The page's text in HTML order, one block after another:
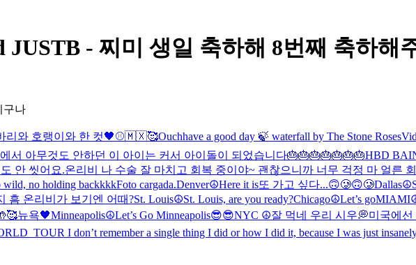
JUSTB - 찌미 생일 축하해 8번째 축하해
구나
리와 호랭이와 한 컷🖤⚾🇲🇽🥰Ouchhave a good day 🍃 waterfall by The Stone Roses
서 아무것도 안하던 이 아이는 커서 아이돌이 되었습니다🎂🎂🎂🎂🎂🎂🎂HBD
안 씻어요.온리비 나 수술 잘 마치고 회복 중이야~ 괜찮으니까 너무 걱정 마 얼른
wild, no holding backkkkFoto cargada.Denver☮️Here it is또 가고 싶다...🙃🥲🙃🥲Dallas☮️
흠 온리비가 보기엔 어때?St. Louis☮️St. Louis, are you ready?Chicago☮️Let’s go
뉴욕🖤Minneapolis☮️Let’s Go Minneapolis😎😎NYC ☮️잘 먹네 우리 시우💭미국에
I don’t remember a single thing I did or how I did it, because I was just